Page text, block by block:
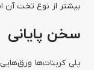
بیشتر از نوع تخت آن
سخن پایانی
پلی کربنات‌ها